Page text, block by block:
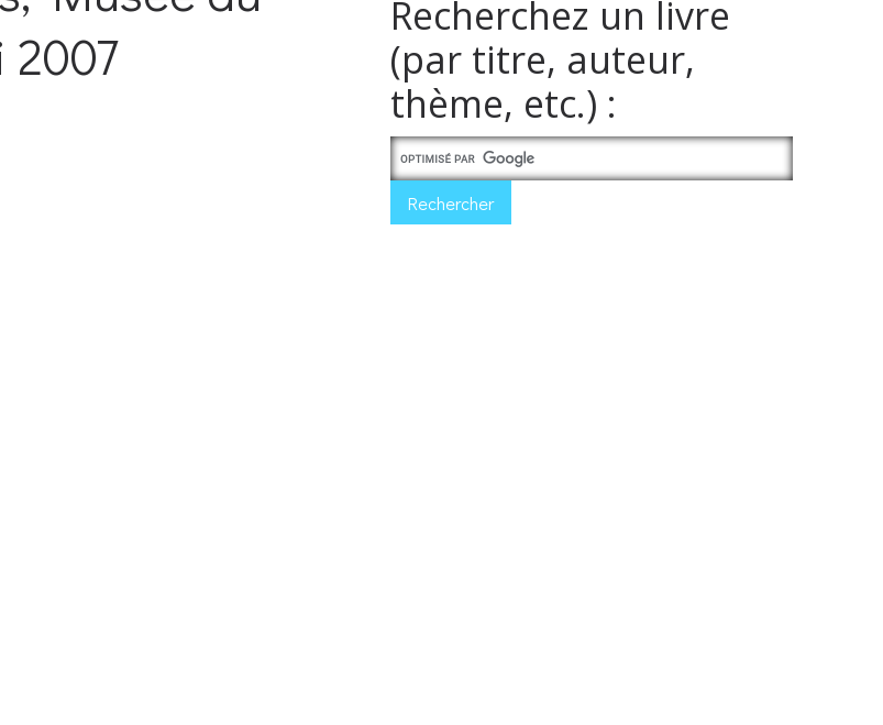
2007
Recherchez un livre
(par titre, auteur,
thème, etc.) :